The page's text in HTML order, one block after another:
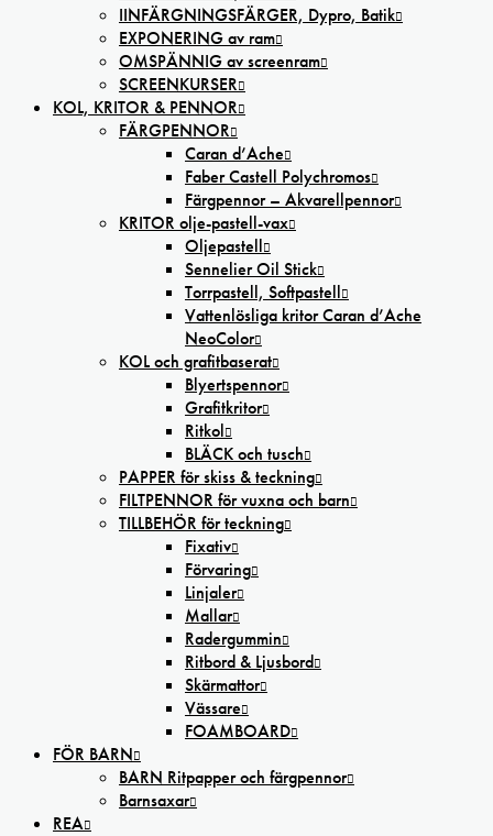
IINFÄRGNINGSFÄRGER, Dypro, Batik
EXPONERING av ram
OMSPÄNNIG av screenram
SCREENKURSER
KOL, KRITOR & PENNOR
FÄRGPENNOR
Caran d’Ache
Faber Castell Polychromos
Färgpennor – Akvarellpennor
KRITOR olje-pastell-vax
Oljepastell
Sennelier Oil Stick
Torrpastell, Softpastell
Vattenlösliga kritor Caran d’Ache
NeoColor
KOL och grafitbaserat
Blyertspennor
Grafitkritor
Ritkol
BLÄCK och tusch
PAPPER för skiss & teckning
FILTPENNOR för vuxna och barn
TILLBEHÖR för teckning
Fixativ
Förvaring
Linjaler
Mallar
Radergummin
Ritbord & Ljusbord
Skärmattor
Vässare
FOAMBOARD
FÖR BARN
BARN Ritpapper och färgpennor
Barnsaxar
REA